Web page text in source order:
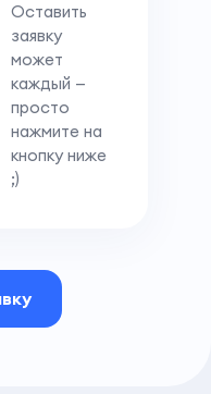
Оставить
заявку
может
каждый —
просто
нажмите на
кнопку ниже
;)